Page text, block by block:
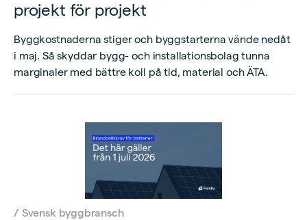
projekt för projekt
Byggkostnaderna stiger och byggstarterna vände nedåt
i maj. Så skyddar bygg- och installationsbolag tunna
marginaler med bättre koll på tid, material och ÄTA.
/ Svensk byggbransch